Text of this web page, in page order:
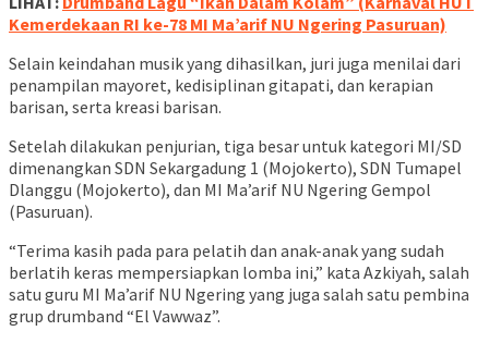
Kemerdekaan RI ke-78 MI Ma’arif NU Ngering Pasuruan)
Selain keindahan musik yang dihasilkan, juri juga menilai dari
penampilan mayoret, kedisiplinan gitapati, dan kerapian
barisan, serta kreasi barisan.
Setelah dilakukan penjurian, tiga besar untuk kategori MI/SD
dimenangkan SDN Sekargadung 1 (Mojokerto), SDN Tumapel
Dlanggu (Mojokerto), dan MI Ma’arif NU Ngering Gempol
(Pasuruan).
“Terima kasih pada para pelatih dan anak-anak yang sudah
berlatih keras mempersiapkan lomba ini,” kata Azkiyah, salah
satu guru MI Ma’arif NU Ngering yang juga salah satu pembina
grup drumband “El Vawwaz”.